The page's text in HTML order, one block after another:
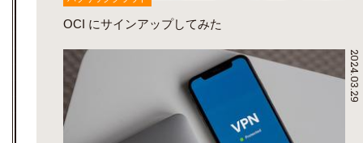
OCI にサインアップしてみた
2024.03.29